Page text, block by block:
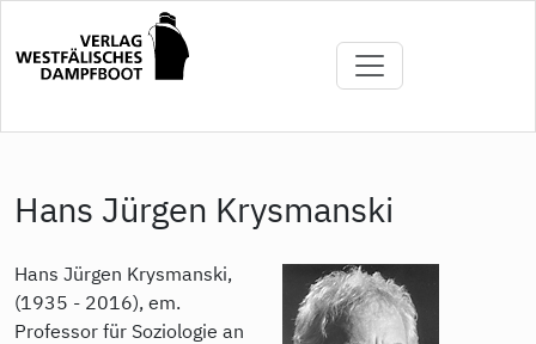
Inhalt
Hans Jürgen Krysmanski
Hans Jürgen Krysmanski,
(1935 - 2016), em.
Professor für Soziologie an